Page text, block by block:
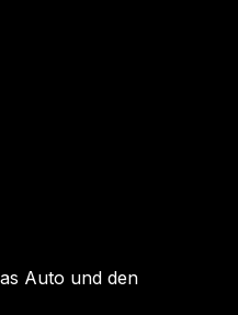
Auto und den